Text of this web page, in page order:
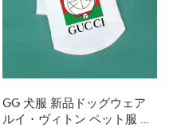
GG 犬服 新品ドッグウェア
ルイ・ヴィトン ペット服 綿